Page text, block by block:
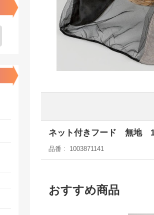
ネット付きフード 無地
品番 1003871141
おすすめ商品